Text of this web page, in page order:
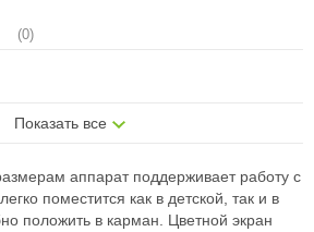
(0)
Показать все
аппарат поддерживает работу с
поместится как в детской, так и в
положить в карман. Цветной экран